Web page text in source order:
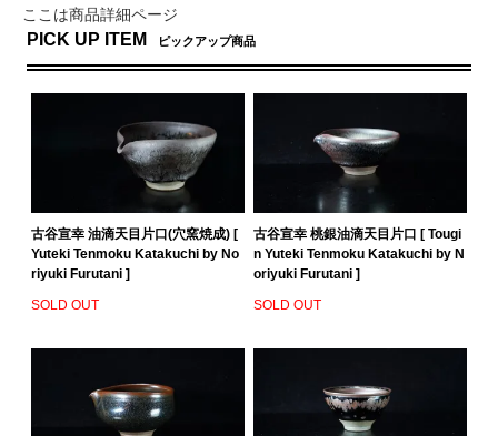
ここは商品詳細ページ
PICK UP ITEM ピックアップ商品
古谷宣幸 油滴天目片口(穴窯焼成) [
Yuteki Tenmoku Katakuchi by No
riyuki Furutani ]
SOLD OUT
古谷宣幸 桃銀油滴天目片口 [ Tougi
n Yuteki Tenmoku Katakuchi by N
oriyuki Furutani ]
SOLD OUT